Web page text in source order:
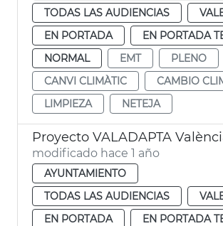
TODAS LAS AUDIENCIAS
EN PORTADA
EN PORTADA
NORMAL
EMT PLENO
CANVI CLIMÀTIC
CAMBIO
LIMPIEZA
NETEJA
Proyecto VALADAPTA
modificado hace 1 año
AYUNTAMIENTO
TODAS LAS AUDIENCIAS
EN PORTADA
EN PORTADA